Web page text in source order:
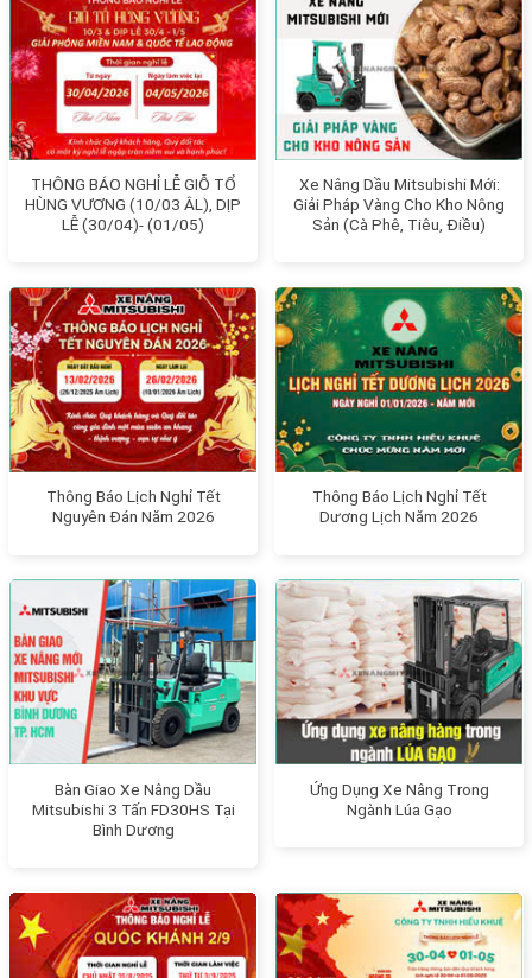
THÔNG BÁO NGHỈ LỄ GIỖ TỔ
HÙNG VƯƠNG (10/03 ÂL), DỊP
LỄ (30/04)- (01/05)
Xe Nâng Dầu Mitsubishi Mới:
Giải Pháp Vàng Cho Kho Nông
Sản (Cà Phê, Tiêu, Điều)
Thông Báo Lịch Nghỉ Tết
Nguyên Đán Năm 2026
Thông Báo Lịch Nghỉ Tết
Dương Lịch Năm 2026
Bàn Giao Xe Nâng Dầu
Mitsubishi 3 Tấn FD30HS Tại
Bình Dương
Ứng Dụng Xe Nâng Trong
Ngành Lúa Gạo